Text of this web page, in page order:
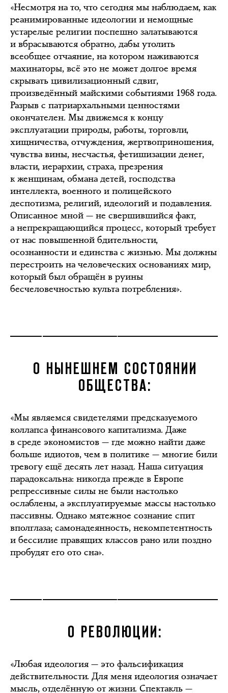
«Несмотря на то, что сегодня мы наблюдаем, как
реанимированные идеологии и немощные
устарелые религии поспешно залатываются
и вбрасываются обратно, дабы утолить
всеобщее отчаяние, на котором наживаются
махинаторы, всё это не может долгое время
скрывать цивилизационный сдвиг,
произведённый майскими событиями 1968 года.
Разрыв с патриархальными ценностями
окончателен. Мы движемся к концу
эксплуатации природы, работы, торговли,
хищничества, отчуждения, жертвоприношения,
чувства вины, несчастья, фетишизации денег,
власти, иерархии, страха, презрения
к женщинам, обмана детей, господства
интеллекта, военного и полицейского
деспотизма, религий, идеологий и подавления.
Описанное мной — не свершившийся факт,
а непрекращающийся процесс, который требует
от нас повышенной бдительности,
осознанности и единства с жизнью. Мы должны
перестроить на человеческих основаниях мир,
который был обращён в руины
бесчеловечностью культа потребления».
О НЫНЕШНЕМ СОСТОЯНИИ
ОБЩЕСТВА:
«Мы являемся свидетелями предсказуемого
коллапса финансового капитализма. Даже
в среде экономистов — где можно найти даже
больше идиотов, чем в политике — многие били
тревогу ещё десять лет назад. Наша ситуация
парадоксальна: никогда прежде в Европе
репрессивные силы не были настолько
ослаблены, а эксплуатируемые массы настолько
пассивны. Однако мятежное сознание спит
вполглаза; самонадеянность, некомпетентность
и бессилие правящих классов рано или поздно
пробудят его ото сна».
О РЕВОЛЮЦИИ:
«Любая идеология — это фальсификация
действительности. Для меня идеология означает
мысль, отделённую от жизни. Спектакль —